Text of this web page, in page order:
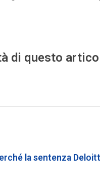
di questo
la sentenza